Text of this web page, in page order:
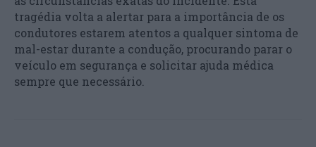
tragédia volta a alertar para a importância de os
condutores estarem atentos a qualquer sintoma de
mal-estar durante a condução, procurando parar o
veículo em segurança e solicitar ajuda médica
sempre que necessário.